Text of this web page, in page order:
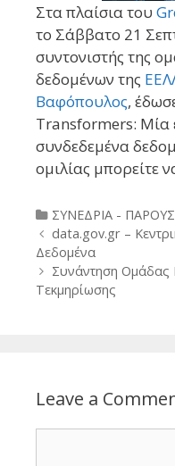
Στα πλαίσια του
το Σάββατο 21
συντονιστής της
δεδομένων της
Βαφόπουλος,
Transformers: Μία
συνδεδεμένα
ομιλίας μπορείτε
Categories
ΣΥΝΕΔΡΙΑ -
Post
navigation
data.gov.gr –
Δεδομένα
Συνάντηση Ομάδας
Τεκμηρίωσης
Leave a